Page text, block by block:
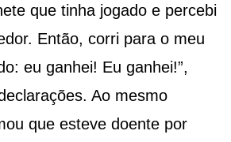
que tinha jogado e percebi
Então, corri para o meu
eu ganhei! Eu ganhei!”,
Ao mesmo
que esteve doente por